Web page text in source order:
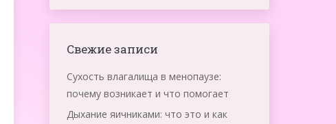
Свежие записи
Сухость влагалища в менопаузе:
почему возникает и что помогает
Дыхание яичниками: что это и как